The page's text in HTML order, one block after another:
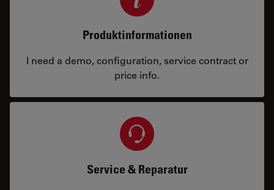
Produktinformationen
I need a demo, configuration, service contract or
price info.
Service & Reparatur